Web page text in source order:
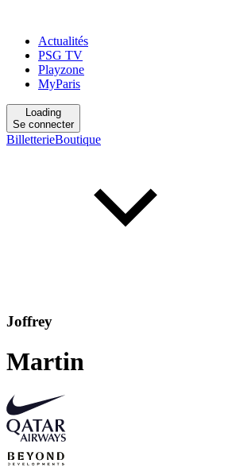
Actualités
PSG TV
Playzone
MyParis
Loading
Se connecter
BilletterieBoutique
Joffrey
Martin